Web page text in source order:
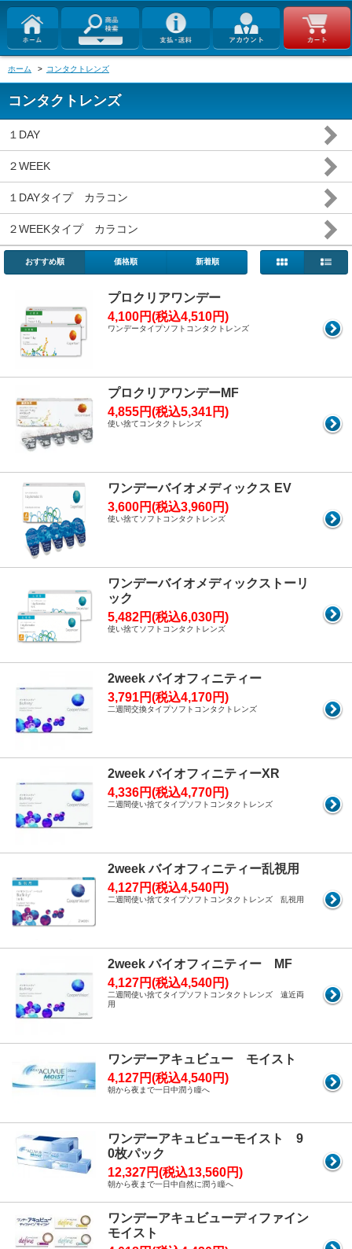
ホーム > コンタクトレンズ
コンタクトレンズ
１DAY
２WEEK
１DAYタイプ カラコン
２WEEKタイプ カラコン
おすすめ順 価格順 新着順
プロクリアワンデー
4,100円(税込4,510円)
ワンデータイプソフトコンタクトレンズ
プロクリアワンデーMF
4,855円(税込5,341円)
使い捨てコンタクトレンズ
ワンデーバイオメディックス EV
3,600円(税込3,960円)
使い捨てソフトコンタクトレンズ
ワンデーバイオメディックストーリ
ック
5,482円(税込6,030円)
使い捨てソフトコンタクトレンズ
2week バイオフィニティー
3,791円(税込4,170円)
二週間交換タイプソフトコンタクトレンズ
2week バイオフィニティーXR
4,336円(税込4,770円)
二週間使い捨てタイプソフトコンタクトレンズ
2week バイオフィニティー乱視用
4,127円(税込4,540円)
二週間使い捨てタイプソフトコンタクトレンズ 乱視用
2week バイオフィニティー MF
4,127円(税込4,540円)
二週間使い捨てタイプソフトコンタクトレンズ 遠近両
用
ワンデーアキュビュー モイスト
4,127円(税込4,540円)
朝から夜まで一日中潤う瞳へ
ワンデーアキュビューモイスト 9
0枚パック
12,327円(税込13,560円)
朝から夜まで一日中自然に潤う瞳へ
ワンデーアキュビューディファイン
モイスト